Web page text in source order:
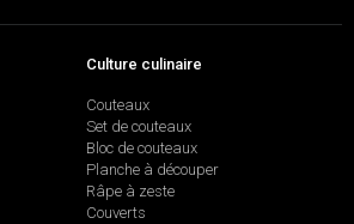
Culture culinaire
Couteaux
Set de couteaux
Bloc de couteaux
Planche à découper
Râpe à zeste
Couverts